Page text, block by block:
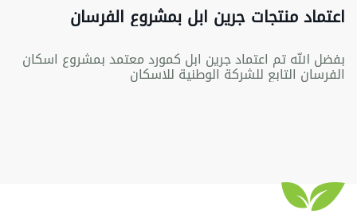
اعتماد منتجات جرين ابل بمشروع الفرسان
بفضل الله تم اعتماد جرين ابل كمورد معتمد بمشروع اسكان
الفرسان التابع للشركة الوطنية للاسكان